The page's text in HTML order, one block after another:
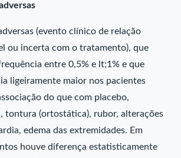
(evento clínico de relação
ou incerta com o tratamento), que
entre 0,5% e lt;1% e que
ligeiramente maior nos pacientes
do que com placebo,
tontura (ortostática), rubor, alterações
edema das extremidades. Em
houve diferença estatisticamente